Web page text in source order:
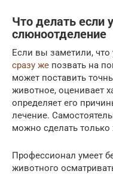
Что делать если
слюноотделение
Если вы заметили,
сразу же позвать на
может поставить
животное, оценивает
определяет его
лечение.
можно сделать только
Профессионал умеет
животного